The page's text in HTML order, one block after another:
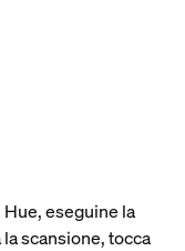
eseguine la
scansione, tocca